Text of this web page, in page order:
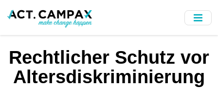
to
Rechtlicher Schutz vor
Altersdiskriminierung